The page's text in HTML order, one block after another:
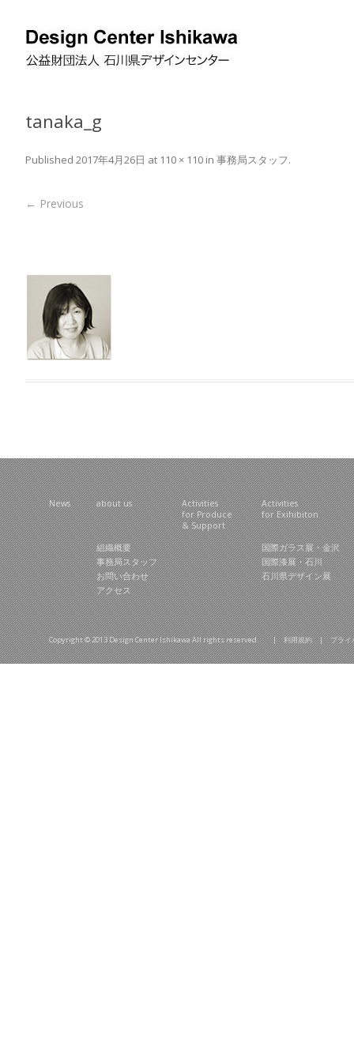
tanaka_g
Published 2017年4月26日 at 110 × 110 in 事務局スタッフ.
← Previous
News about us
Activities
for Produce
& Support
Activities
for Exihibiton
組織概要
事務局スタッフ
お問い合わせ
アクセス
国際ガラス展・金沢
国際漆展・石川
石川県デザイン展
Copyright © 2013 Design Center Ishikawa All rights reserved. |利用規約|プライ